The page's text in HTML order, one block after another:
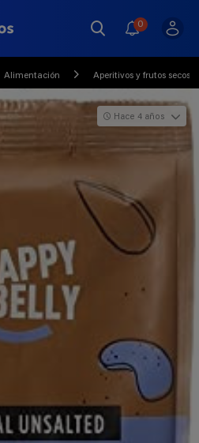
0
Alimentación Aperitivos y frutos secos
Hace 4 años